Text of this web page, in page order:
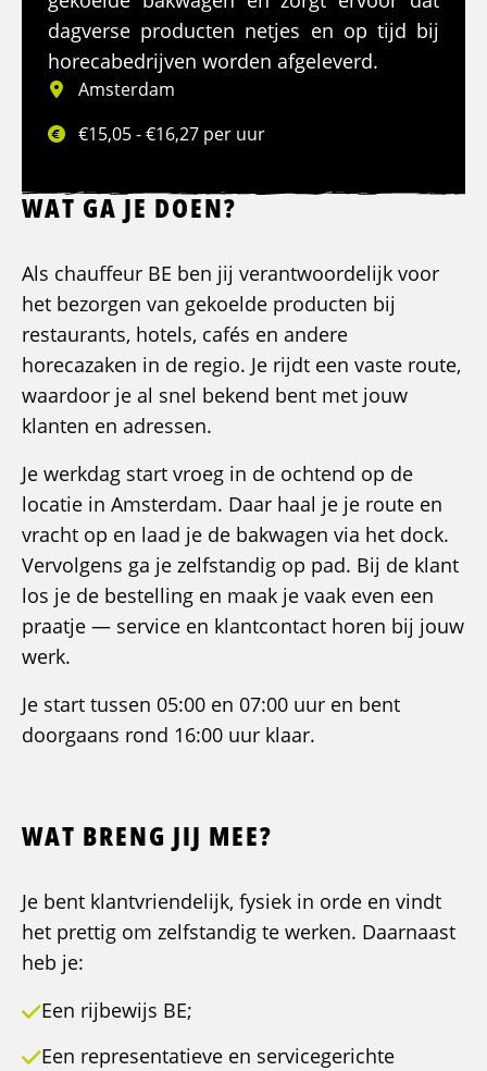
dagverse producten netjes en op tijd bij
horecabedrijven worden afgeleverd.
Amsterdam
€15,05 - €16,27 per uur
WAT GA JE DOEN?
Als chauffeur BE ben jij verantwoordelijk voor
het bezorgen van gekoelde producten bij
restaurants, hotels, cafés en andere
horecazaken in de regio. Je rijdt een vaste route,
waardoor je al snel bekend bent met jouw
klanten en adressen.
Je werkdag start vroeg in de ochtend op de
locatie in Amsterdam. Daar haal je je route en
vracht op en laad je de bakwagen via het dock.
Vervolgens ga je zelfstandig op pad. Bij de klant
los je de bestelling en maak je vaak even een
praatje — service en klantcontact horen bij jouw
werk.
Je start tussen 05:00 en 07:00 uur en bent
doorgaans rond 16:00 uur klaar.
WAT BRENG JIJ MEE?
Je bent klantvriendelijk, fysiek in orde en vindt
het prettig om zelfstandig te werken. Daarnaast
heb je:
Een rijbewijs BE;
Een representatieve en servicegerichte